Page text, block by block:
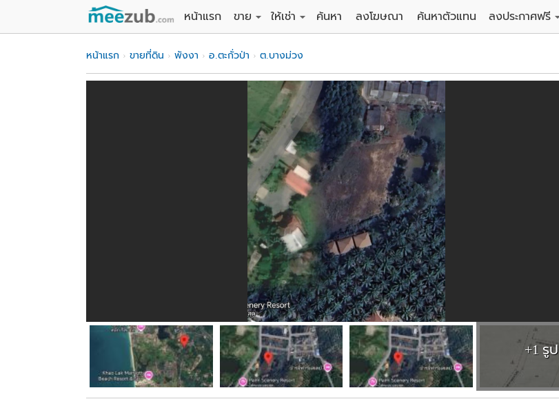
หน้าแรก
ขาย
ขายบ้าน
ขายคอนโด
ขายทาวน์เฮาส์
ขายอพาร์ทเม้นท์ / โรงแรม
ขายอาคารพาณิชย์ / สำนักงาน
ขายโรงงาน / โกดัง
ให้เช่า
ให้เช่าบ้าน
ให้เช่าคอนโด
ให้เช่าทาวน์เฮาส์
ให้เช่าอพาร์ทเม้นท์ / โรงแรม
ให้เช่าอาคารพาณิชย์ / สำนักงาน
ให้เช่าโรงงาน / โกดัง
ค้นหา ลงโฆษณา ค้นหาตัวแทน
ลงประกาศฟรี
หน้าแรก ขายที่ดิน พังงา อ.ตะกั่วป่า ต.บางม่วง
+1 รูป